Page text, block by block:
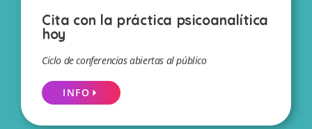
Cita con la práctica psicoanalítica
hoy
Ciclo de conferencias abiertas al público
INFO